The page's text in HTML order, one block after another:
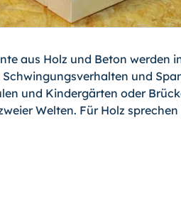
aus Holz und Beton werden
und
und Kindergärten oder
Welten. Für Holz